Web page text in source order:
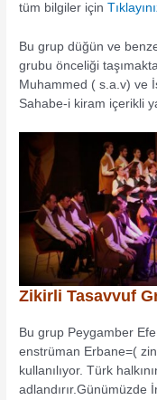
tüm bilgiler için
Bu grup düğün ve
grubu önceliği
Muhammed ( s.a.v) ve
Sahabe-i kiram içerikli
Zikirli Tasavvuf
Bu grup Peygamber
enstrüman Erbane=(
kullanılıyor. Türk